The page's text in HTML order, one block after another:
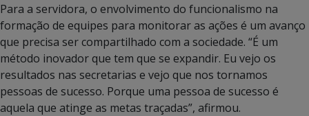
Para a servidora, o envolvimento do funcionalismo na
formação de equipes para monitorar as ações é um avanço
que precisa ser compartilhado com a sociedade. “É um
método inovador que tem que se expandir. Eu vejo os
resultados nas secretarias e vejo que nos tornamos
pessoas de sucesso. Porque uma pessoa de sucesso é
aquela que atinge as metas traçadas”, afirmou.